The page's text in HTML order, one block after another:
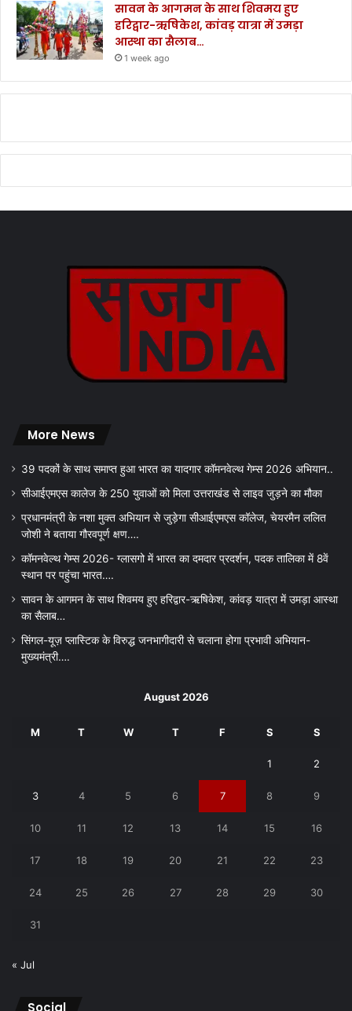
सावन के आगमन के साथ शिवमय हुए
हरिद्वार-ऋषिकेश, कांवड़ यात्रा में उमड़ा
आस्था का सैलाब…
1 week ago
More News
39 पदकों के साथ समाप्त हुआ भारत का यादगार कॉमनवेल्थ गेम्स 2026 अभियान..
सीआईएमएस कालेज के 250 युवाओं को मिला उत्तराखंड से लाइव जुड़ने का मौका
प्रधानमंत्री के नशा मुक्त अभियान से जुड़ेगा सीआईएमएस कॉलेज, चेयरमैन ललित
जोशी ने बताया गौरवपूर्ण क्षण….
कॉमनवेल्थ गेम्स 2026- ग्लासगो में भारत का दमदार प्रदर्शन, पदक तालिका में 8वें
स्थान पर पहुंचा भारत….
सावन के आगमन के साथ शिवमय हुए हरिद्वार-ऋषिकेश, कांवड़ यात्रा में उमड़ा आस्था
का सैलाब…
सिंगल-यूज़ प्लास्टिक के विरुद्ध जनभागीदारी से चलाना होगा प्रभावी अभियान-
मुख्यमंत्री….
August 2026
M T W T F S S
1 2
3 4 5 6 7 8 9
10 11 12 13 14 15 16
17 18 19 20 21 22 23
24 25 26 27 28 29 30
31
« Jul
Social